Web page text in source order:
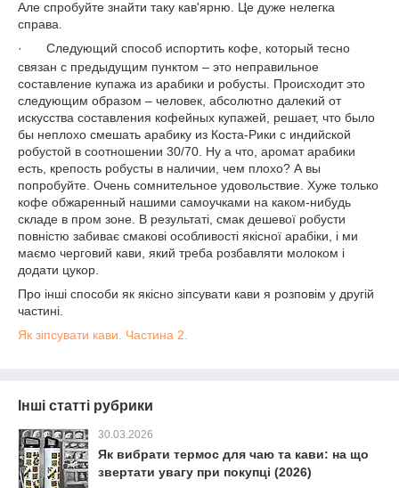
Але спробуйте знайти таку кав'ярню. Це дуже нелегка
справа.
·
Следующий способ испортить кофе, который тесно
связан с предыдущим пунктом – это неправильное
составление купажа из арабики и робусты. Происходит это
следующим образом – человек, абсолютно далекий от
искусства составления кофейных купажей, решает, что было
бы неплохо смешать арабику из Коста-Рики с индийской
робустой в соотношении 30/70. Ну а что, аромат арабики
есть, крепость робусты в наличии, чем плохо? А вы
попробуйте. Очень сомнительное удовольствие. Хуже только
кофе обжаренный нашими самоучками на каком-нибудь
складе в пром зоне. В результаті, смак дешевої робусти
повністю забиває смакові особливості якісної арабіки, і ми
маємо черговий кави, який треба розбавляти молоком і
додати цукор.
Про інші способи як якісно зіпсувати кави я розповім у другій
частині.
Як зіпсувати кави. Частина 2.
Інші статті рубрики
30.03.2026
Як вибрати термос для чаю та кави: на що
звертати увагу при покупці (2026)